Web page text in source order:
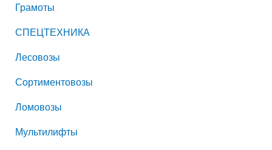
Грамоты
СПЕЦТЕХНИКА
Лесовозы
Сортиментовозы
Ломовозы
Мультилифты